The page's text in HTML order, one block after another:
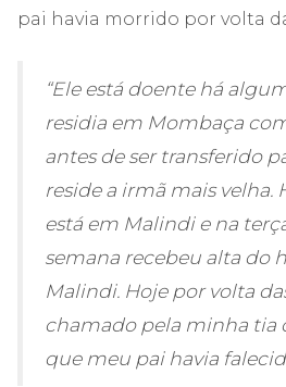
pai havia morrido por volta
“Ele está doente há
residia em Mombaça
antes de ser transferido
reside a irmã mais velha.
está em Malindi e na
semana recebeu alta do
Malindi. Hoje por volta
chamado pela minha
que meu pai havia